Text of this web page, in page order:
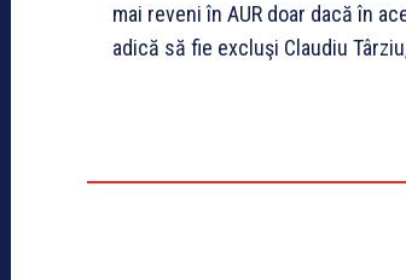
mai reveni în AUR doar dacă în
adică să fie excluşi Claudiu